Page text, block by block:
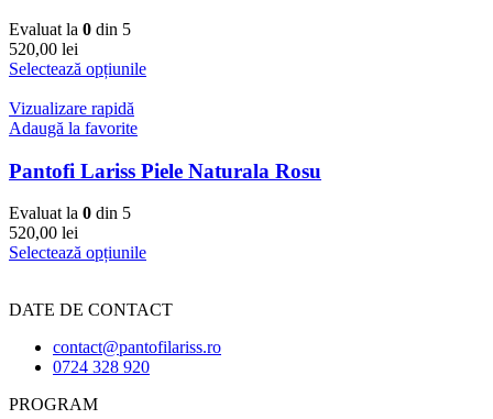
Evaluat la 0 din 5
520,00 lei
Selectează opțiunile
Vizualizare rapidă
Adaugă la favorite
Pantofi Lariss Piele Naturala Rosu
Evaluat la 0 din 5
520,00 lei
Selectează opțiunile
DATE DE CONTACT
contact@pantofilariss.ro
0724 328 920
PROGRAM